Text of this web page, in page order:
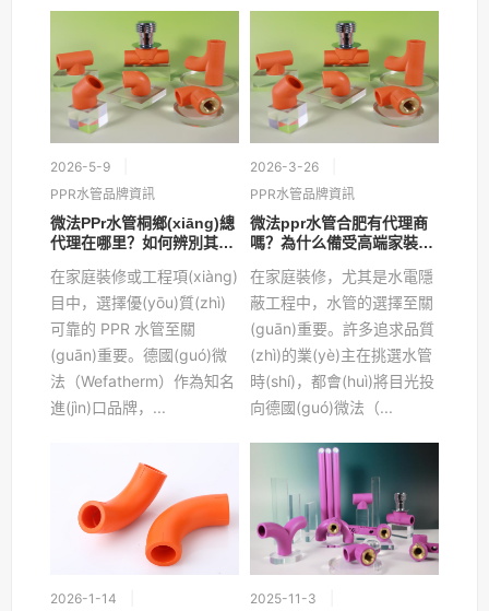
2026-5-9
PPR水管品牌資訊
微法PPr水管桐鄉(xiāng)總
代理在哪里？如何辨別其品
在家庭裝修或工程項(xiàng)
目中，選擇優(yōu)質(zhì)
可靠的 PPR 水管至關
(guān)重要。德國(guó)微
法（Wefatherm）作為知名
進(jìn)口品牌，...
2026-3-26
PPR水管品牌資訊
微法ppr水管合肥有代理商
嗎？為什么備受高端家裝青
在家庭裝修，尤其是水電隱
蔽工程中，水管的選擇至關
(guān)重要。許多追求品質
(zhì)的業(yè)主在挑選水管
時(shí)，都會(huì)將目光投
向德國(guó)微法（...
2026-1-14
2025-11-3